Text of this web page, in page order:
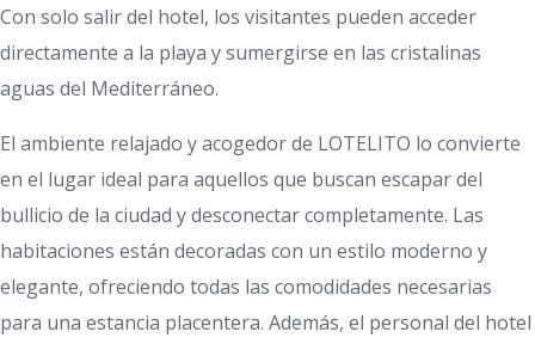
Con solo salir del hotel, los visitantes pueden acceder
directamente a la playa y sumergirse en las cristalinas
aguas del Mediterráneo.
El ambiente relajado y acogedor de LOTELITO lo convierte
en el lugar ideal para aquellos que buscan escapar del
bullicio de la ciudad y desconectar completamente. Las
habitaciones están decoradas con un estilo moderno y
elegante, ofreciendo todas las comodidades necesarias
para una estancia placentera. Además, el personal del hotel